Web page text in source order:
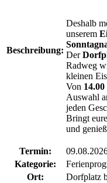
Beschreibung:
Deshalb
unserem
Der
Radweg
kleinen
Von
Auswahl
jeden
Bringt
und
Termin:
Kategorie:
Ort:
Dorfplatz